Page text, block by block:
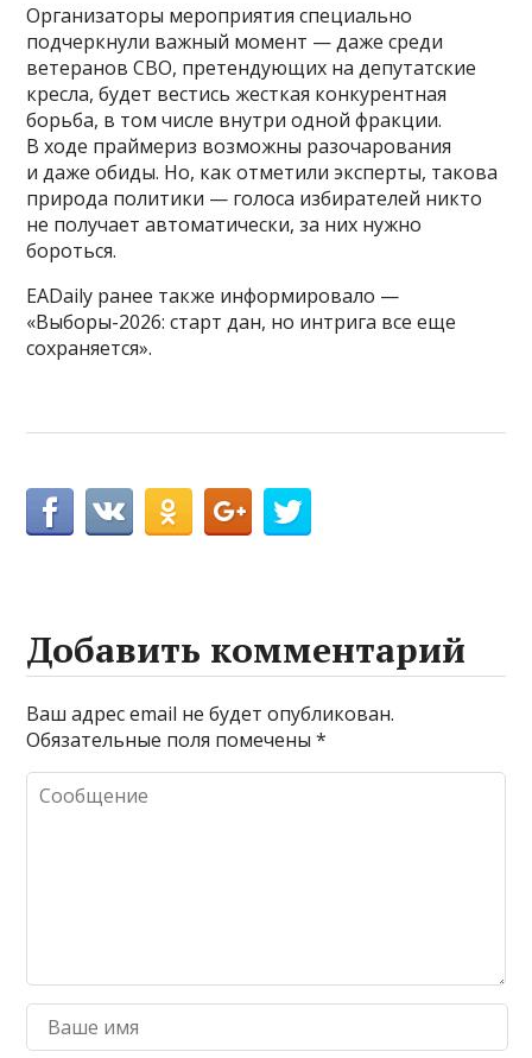
Организаторы мероприятия специально
подчеркнули важный момент — даже среди
ветеранов СВО, претендующих на депутатские
кресла, будет вестись жесткая конкурентная
борьба, в том числе внутри одной фракции.
В ходе праймериз возможны разочарования
и даже обиды. Но, как отметили эксперты, такова
природа политики — голоса избирателей никто
не получает автоматически, за них нужно
бороться.
EADaily ранее также информировало —
«Выборы-2026: старт дан, но интрига все еще
сохраняется».
Добавить комментарий
Ваш адрес email не будет опубликован.
Обязательные поля помечены*